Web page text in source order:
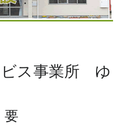
ビス事業所 ゆ